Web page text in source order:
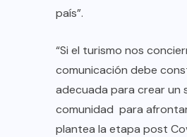
país”.
“Si el turismo nos
comunicación debe
adecuada para crear un
comunidad para
plantea la etapa post